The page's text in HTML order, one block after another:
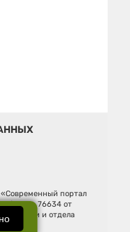
«Современный портал
ФС 77 - 76634 от
редакции и отдела